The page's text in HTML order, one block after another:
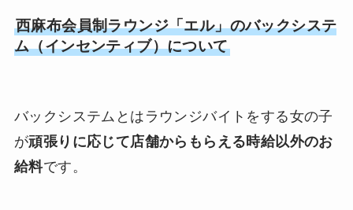
西麻布会員制ラウンジ「エル」のバックシステ
ム（インセンティブ）について
バックシステムとはラウンジバイトをする女の子
が頑張りに応じて店舗からもらえる時給以外のお
給料です。